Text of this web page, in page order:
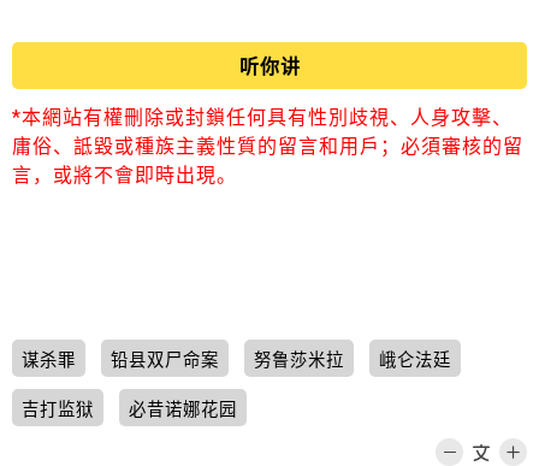
听你讲
*本網站有權刪除或封鎖任何具有性別歧視、人身攻擊、
庸俗、詆毀或種族主義性質的留言和用戶；必須審核的留
言，或將不會即時出現。
谋杀罪 铅县双尸命案 努鲁莎米拉 峨仑法廷
吉打监狱 必昔诺娜花园